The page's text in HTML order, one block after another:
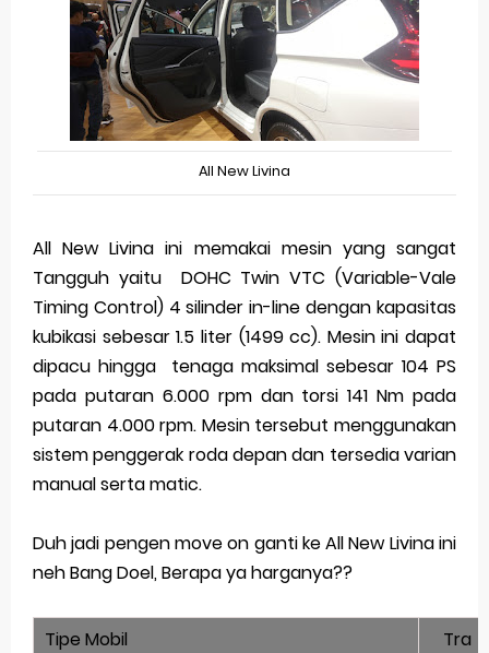
All New Livina
All New Livina ini memakai mesin yang sangat
Tangguh yaitu DOHC Twin VTC (Variable-Vale
Timing Control) 4 silinder in-line dengan kapasitas
kubikasi sebesar 1.5 liter (1499 cc). Mesin ini dapat
dipacu hingga tenaga maksimal sebesar 104 PS
pada putaran 6.000 rpm dan torsi 141 Nm pada
putaran 4.000 rpm. Mesin tersebut menggunakan
sistem penggerak roda depan dan tersedia varian
manual serta matic.
Duh jadi pengen move on ganti ke All New Livina ini
neh Bang Doel, Berapa ya harganya??
Tipe Mobil
Tra